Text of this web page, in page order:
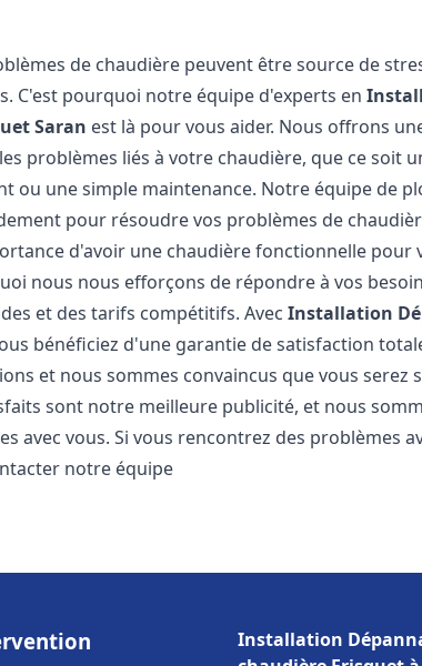
de chaudière peuvent être source de
C'est pourquoi notre équipe d'experts en
Saran est là pour vous aider. Nous offrons
problèmes liés à votre chaudière, que ce soit
ou une simple maintenance. Notre équipe de
pour résoudre vos problèmes de
d'avoir une chaudière fonctionnelle pour
nous nous efforçons de répondre à vos
et des tarifs compétitifs. AvecInstallation
bénéficiez d'une garantie de satisfaction
et nous sommes convaincus que vous serez
sont notre meilleure publicité, et nous
avec vous. Si vous rencontrez des problèmes
notre équipe
Installation